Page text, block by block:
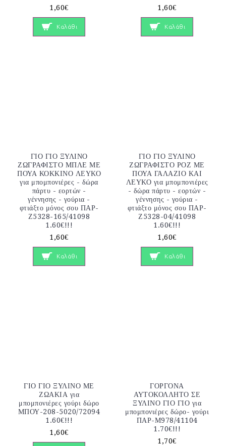
1,60€
Καλάθι
1,60€
Καλάθι
ΓΙΟ ΓΙΟ ΞΥΛΙΝΟ
ΖΩΓΡΑΦΙΣΤΟ ΜΠΛΕ ΜΕ
ΠΟΥΑ ΚΟΚΚΙΝΟ ΛΕΥΚΟ
για μπομπονιέρες - δώρα
πάρτυ - εορτών -
γέννησης - γούρια -
φτιάξτο μόνος σου ΠΑΡ-
Ζ5328-165/41098
1.60€!!!
1,60€
Καλάθι
ΓΙΟ ΓΙΟ ΞΥΛΙΝΟ
ΖΩΓΡΑΦΙΣΤΟ ΡΟΖ ΜΕ
ΠΟΥΑ ΓΑΛΑΖΙΟ ΚΑΙ
ΛΕΥΚΟ για μπομπονιέρες
- δώρα πάρτυ - εορτών -
γέννησης - γούρια -
φτιάξτο μόνος σου ΠΑΡ-
Ζ5328-04/41098
1.60€!!!
1,60€
Καλάθι
ΓΙΟ ΓΙΟ ΞΥΛΙΝΟ ΜΕ
ΖΩΑΚΙΑ για
μπομπονιέρες γούρι δώρο
ΜΠΟΥ-208-5020/72094
1.60€!!!
1,60€
ΓΟΡΓΟΝΑ
ΑΥΤΟΚΟΛΛΗΤΟ ΣΕ
ΞΥΛΙΝΟ ΓΙΟ ΓΙΟ για
μπομπονιέρες δώρο- γούρι
ΠΑΡ-Μ978/41104
1.70€!!!
1,70€